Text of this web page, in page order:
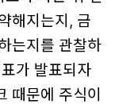
해지는지, 금
는지를 관찰하
가 발표되자
때문에 주식이